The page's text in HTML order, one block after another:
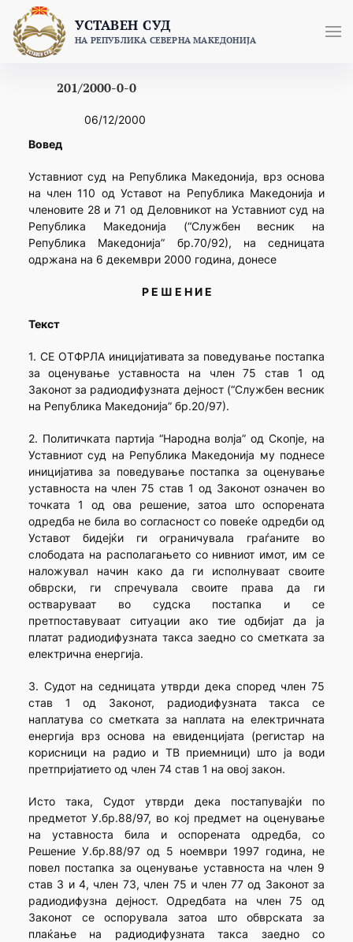
content
УСТАВЕН СУД
НА РЕПУБЛИКА СЕВЕРНА МАКЕДОНИЈА
201/2000-0-0
06/12/2000
Вовед
Уставниот суд на Република Македонија, врз основа
на член 110 од Уставот на Република Македонија и
членовите 28 и 71 од Деловникот на Уставниот суд на
Република Македонија (“Службен весник на
Република Македонија” бр.70/92), на седницата
одржана на 6 декември 2000 година, донесе
Р Е Ш Е Н И Е
Текст
1. СЕ ОТФРЛА иницијативата за поведување постапка
за оценување уставноста на член 75 став 1 од
Законот за радиодифузната дејност (“Службен весник
на Република Македонија” бр.20/97).
2. Политичката партија “Народна волја” од Скопје, на
Уставниот суд на Република Македонија му поднесе
иницијатива за поведување постапка за оценување
уставноста на член 75 став 1 од Законот означен во
точката 1 од ова решение, затоа што оспорената
одредба не била во согласност со повеќе одредби од
Уставот бидејќи ги ограничувала граѓаните во
слободата на располагањето со нивниот имот, им се
наложувал начин како да ги исполнуваат своите
обврски, ги спречувала своите права да ги
остваруваат во судска постапка и се
претпоставуваат ситуации ако тие одбијат да ја
платат радиодифузната такса заедно со сметката за
електрична енергија.
3. Судот на седницата утврди дека според член 75
став 1 од Законот, радиодифузната такса се
наплатува со сметката за наплата на електричната
енергија врз основа на евиденцијата (регистар на
корисници на радио и ТВ приемници) што ја води
претпријатието од член 74 став 1 на овој закон.
Исто така, Судот утврди дека постапувајќи по
предметот У.бр.88/97, во кој предмет на оценување
на уставноста била и оспорената одредба, со
Решение У.бр.88/97 од 5 ноември 1997 година, не
повел постапка за оценување уставноста на член 9
став 3 и 4, член 73, член 75 и член 77 од Законот за
радиодифузна дејност. Одредбата на член 75 од
Законот се оспорувала затоа што обврската за
плаќање на радиодифузната такса заедно со